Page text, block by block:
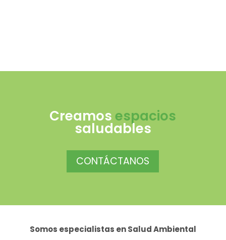
Creamosespacios
saludables
CONTÁCTANOS
Somos especialistas enSalud Ambiental